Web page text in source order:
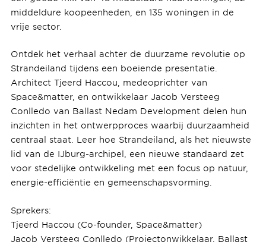
middeldure koopeenheden, en 135 woningen in de
vrije sector.
Ontdek het verhaal achter de duurzame revolutie op
Strandeiland tijdens een boeiende presentatie.
Architect Tjeerd Haccou, medeoprichter van
Space&matter, en ontwikkelaar Jacob Versteeg
Conlledo van Ballast Nedam Development delen hun
inzichten in het ontwerpproces waarbij duurzaamheid
centraal staat. Leer hoe Strandeiland, als het nieuwste
lid van de IJburg-archipel, een nieuwe standaard zet
voor stedelijke ontwikkeling met een focus op natuur,
energie-efficiëntie en gemeenschapsvorming.
Sprekers:
Tjeerd Haccou (Co-founder, Space&matter)
Jacob Versteeg Conlledo (Projectonwikkelaar, Ballast